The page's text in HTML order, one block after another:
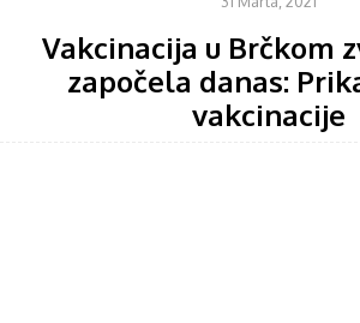
Vakcinacija u Brčkom
započela danas:
vakcinacije